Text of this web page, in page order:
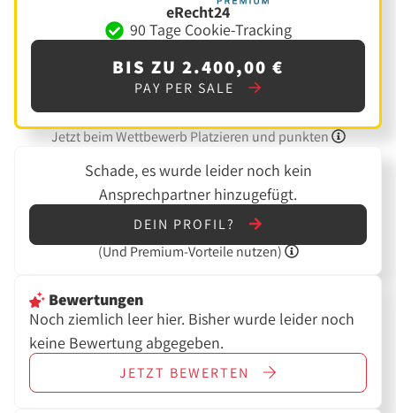
eRecht24
90 Tage Cookie-Tracking
BIS ZU 2.400,00 €
PAY PER SALE
Jetzt beim Wettbewerb Platzieren und punkten
Schade, es wurde leider noch kein
Ansprechpartner hinzugefügt.
DEIN PROFIL?
(UndPremium-Vorteile nutzen)
Bewertungen
Noch ziemlich leer hier. Bisher wurde leider noch
keine Bewertung abgegeben.
JETZT BEWERTEN